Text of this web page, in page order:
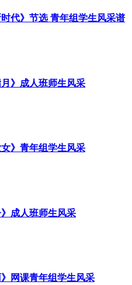
代》节选 青年组学生风采谱
》成人班师生风采
》青年组学生风采
成人班师生风采
网课青年组学生风采